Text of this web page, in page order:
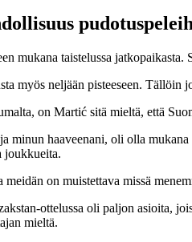
mukana taistelussa
myös neljään pisteeseen.
on Martić sitä mieltä, että
minun haaveenani, oli olla
joukkueita.
on muistettava missä
ottelussa oli paljon asioita,
mieltä.